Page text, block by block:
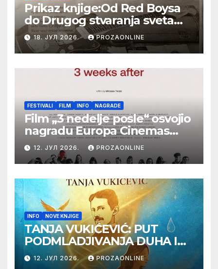
Prikaz knjige:Od Red Boysa
do Drugog stvaranja sveta
(bilo neko vreme pošteno)
(autor- Zlatomira Sremca,
Botoš 2022. godine,
samizdat)
18. ЈУЛ 2026. PROZAONLINE
FESTIVALI FILM INFO NAGRADE
Film „3 nedelje posle“ osvojio
nagradu Europa Cinemas
Label na Filmskom festivalu
u Karlovim Varima
12. ЈУЛ 2026. PROZAONLINE
INFO NOVE KNJIGE
TANJA VUKIĆEVIĆ: PUT
PODMLADJIVANJA DUHA I
TELA SA TESLOM
12. ЈУЛ 2026. PROZAONLINE